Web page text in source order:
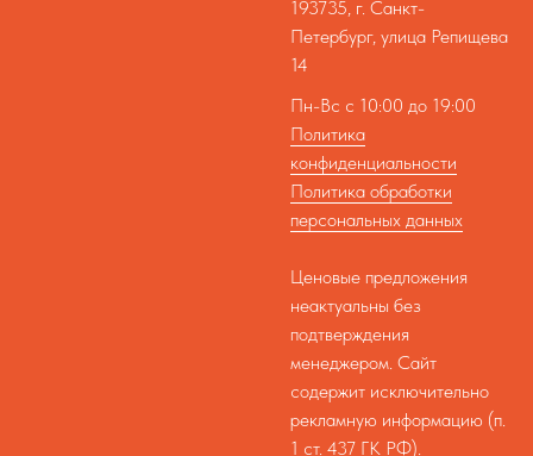
193735, г. Санкт-
Петербург, улица Репищева
14
Пн-Вс с 10:00 до 19:00
Политика
конфиденциальности
Политика обработки
персональных данных
Ценовые предложения
неактуальны без
подтверждения
менеджером. Сайт
содержит исключительно
рекламную информацию (п.
1 ст. 437 ГК РФ).